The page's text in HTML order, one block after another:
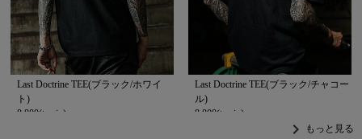
Last Doctrine TEE(ブラック/ホワイ
ト)
8,800(tax in)
Last Doctrine TEE(ブラック/チャコー
ル)
8,800(tax in)
chevron_right もっと見る